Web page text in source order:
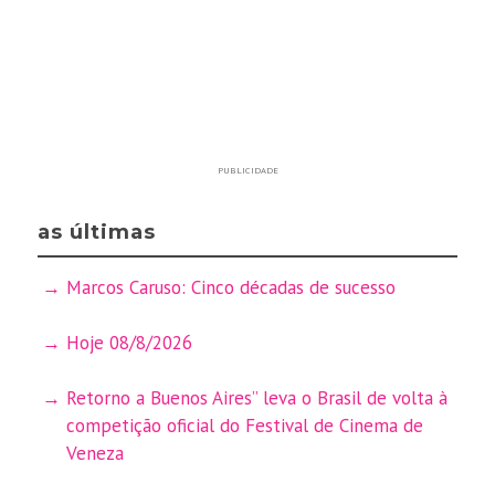
PUBLICIDADE
as últimas
Marcos Caruso: Cinco décadas de sucesso
Hoje 08/8/2026
Retorno a Buenos Aires” leva o Brasil de volta à
competição oficial do Festival de Cinema de
Veneza